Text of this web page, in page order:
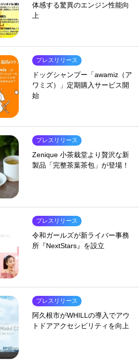
体感する驚異のエンジン性能向
上
プレスリリース
ドッグシャンプー「awamiz（ア
ワミズ）」定期購入サービス開
始
プレスリリース
Zenique 小茶栽堂より贅沢な新
製品「完整茶葉茶包」が登場！
プレスリリース
令和ガールズが新ライバー事務
所『NextStars』を設立
プレスリリース
阿久根市がWHILLの導入でアウ
トドアアクセシビリティを向上